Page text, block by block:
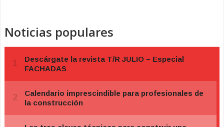
Noticias populares